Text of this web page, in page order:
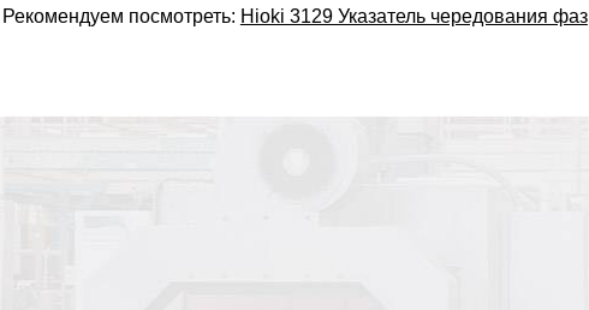
Рекомендуем посмотреть: Hioki 3129 Указатель чередования фаз